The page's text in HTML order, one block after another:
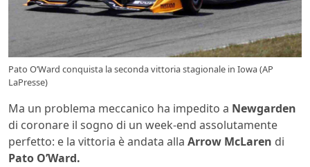
Pato O’Ward conquista la seconda vittoria stagionale in Iowa (AP
LaPresse)
Ma un problema meccanico ha impedito a Newgarden
di coronare il sogno di un week-end assolutamente
perfetto: e la vittoria è andata alla Arrow McLaren di
Pato O’Ward.